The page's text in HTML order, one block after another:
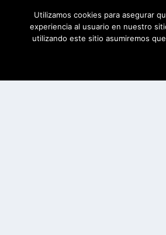
Utilizamos cookies para asegurar
experiencia al usuario en nuestro
utilizando este sitio asumiremos